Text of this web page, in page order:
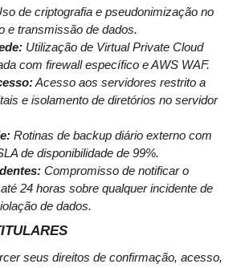
de criptografia e pseudonimização no
e transmissão de dados.
Utilização de Virtual Private Cloud
com firewall específico e AWS WAF.
Acesso aos servidores restrito a
e isolamento de diretórios no servidor
Rotinas de backup diário externo com
de disponibilidade de 99%.
Compromisso de notificar o
24 horas sobre qualquer incidente de
de dados.
seus direitos de confirmação, acesso,